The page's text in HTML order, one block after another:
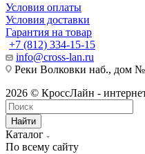
Условия оплаты
Условия доставки
Гарантия на товар
+7 (812) 334-15-15
info@cross-lan.ru
Реки Волковки наб., дом
2026 © КроссЛайн -
Найти
Каталог
По всему сайту